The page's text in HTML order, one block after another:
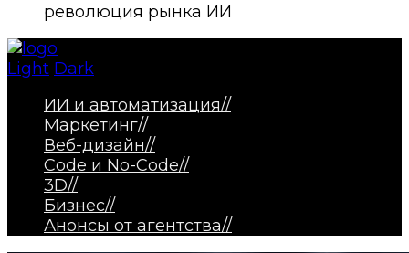
революция рынка ИИ
Light Dark
ИИ и автоматизация//
Маркетинг//
Веб-дизайн//
Code и No-Code//
3D//
Бизнес//
Анонсы от агентства//